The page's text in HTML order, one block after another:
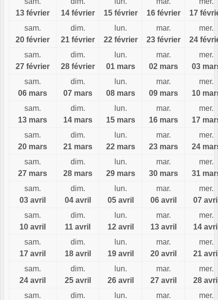
13 février
14 février
15 février
16 février
17
sam.
20 février
dim.
21 février
lun.
22 février
mar.
23 février
mer.
24
sam.
27 février
dim.
28 février
lun.
01 mars
mar.
02 mars
mer.
03
sam.
06 mars
dim.
07 mars
lun.
08 mars
mar.
09 mars
mer.
10
sam.
13 mars
dim.
14 mars
lun.
15 mars
mar.
16 mars
mer.
17
sam.
20 mars
dim.
21 mars
lun.
22 mars
mar.
23 mars
mer.
24
sam.
27 mars
dim.
28 mars
lun.
29 mars
mar.
30 mars
mer.
31
sam.
03 avril
dim.
04 avril
lun.
05 avril
mar.
06 avril
mer.
07
sam.
10 avril
dim.
11 avril
lun.
12 avril
mar.
13 avril
mer.
14
sam.
17 avril
dim.
18 avril
lun.
19 avril
mar.
20 avril
mer.
21
sam.
24 avril
dim.
25 avril
lun.
26 avril
mar.
27 avril
mer.
28
sam.
dim.
lun.
mar.
mer.